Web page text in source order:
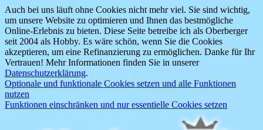
Auch bei uns läuft ohne Cookies nicht mehr viel. Sie sind wichtig,
um unsere Website zu optimieren und Ihnen das bestmögliche
Online-Erlebnis zu bieten. Diese Seite betreibe ich als Oberberger
seit 2004 als Hobby. Es wäre schön, wenn Sie die Cookies
akzeptieren, um eine Refinanzierung zu ermöglichen. Danke für Ihr
Vertrauen! Mehr Informationen finden Sie in unserer
Datenschutzerklärung.
Optionale und funktionale Cookies setzen und alle Funktionen
nutzen
Funktionen einschränken und nur essentielle Cookies setzen